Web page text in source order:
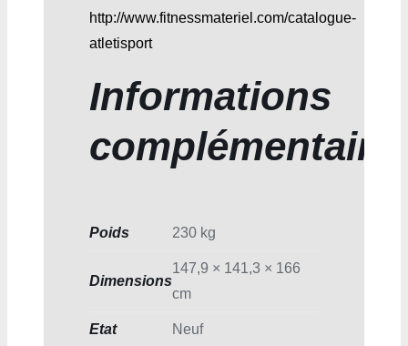
http://www.fitnessmateriel.com/catalogue-
atletisport
Informations
Poids 230 kg
Dimensions
147,9 × 141,3 × 166
cm
Etat Neuf